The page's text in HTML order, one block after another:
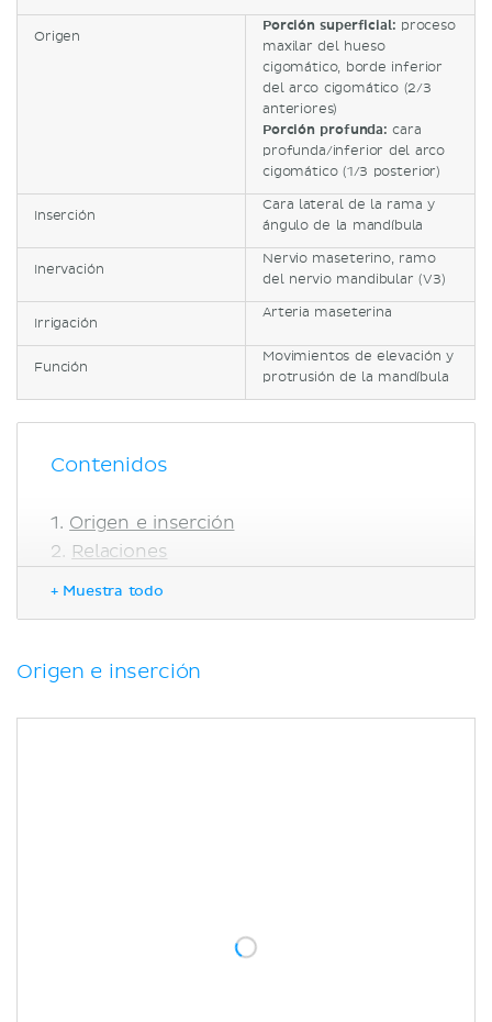
Origen
Porción superficial: proceso
maxilar del hueso
cigomático, borde inferior
del arco cigomático (2/3
anteriores)
Porción profunda:cara
profunda/inferior del arco
cigomático (1/3 posterior)
Inserción
Cara lateral de la rama y
ángulo de la mandíbula
Inervación
Nervio maseterino, ramo
del nervio mandibular (V3)
Irrigación
Arteria maseterina
Función
Movimientos de elevación y
protrusión de la mandíbula
Contenidos
Origen e inserción
Relaciones
Reflejo maseterino o mandibular
submaseterinos
+ Muestra todo
Origen e inserción